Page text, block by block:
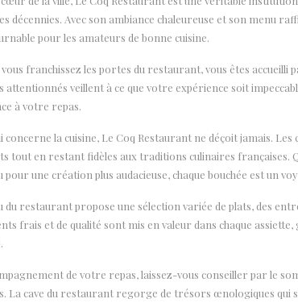
décennies. Avec son ambiance chaleureuse et son menu
pour les amateurs de bonne cuisine.
vous franchissez les portes du restaurant, vous êtes accueilli
attentionnés veillent à ce que votre expérience soit
à votre repas.
concerne la cuisine, Le Coq Restaurant ne déçoit jamais.
tout en restant fidèles aux traditions culinaires françaises.
pour une création plus audacieuse, chaque bouchée est un
du restaurant propose une sélection variée de plats, des
frais et de qualité sont mis en valeur dans chaque
de votre repas, laissez-vous conseiller par le
La cave du restaurant regorge de trésors œnologiques qui